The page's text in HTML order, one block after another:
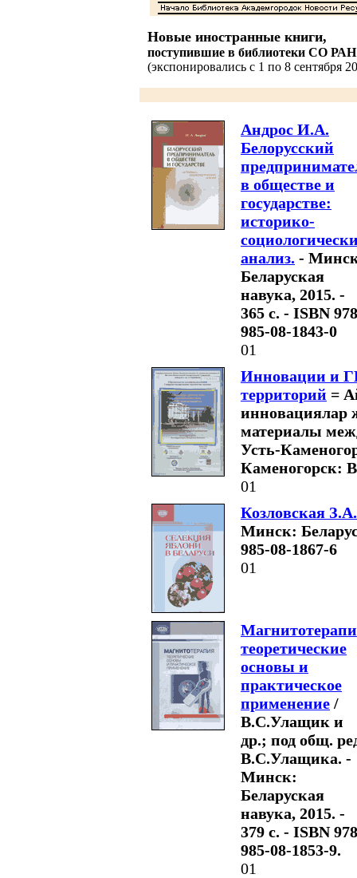
Новые иностранные книги,
поступившие в библиотеки СО РАН
(экспонировались с 1 по 8 сентября
Андрос И.А.
Белорусский
в обществе и
государстве:
историко-
анализ. -
Беларуская
навука, 2015. -
365 с. - ISBN
985-08-1843-0
01
Инновации и
территорий =
инновациялар
материалы
Усть-
Каменогорск:
01
Козловская
Минск:
985-08-1867-6
01
теоретические
основы и
практическое
применение /
В.С.Улащик и
др.; под общ.
В.С.Улащика. -
Минск:
Беларуская
навука, 2015. -
379 с. - ISBN
985-08-1853-9.
01